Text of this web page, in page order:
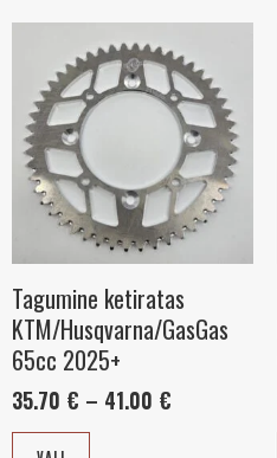
Tagumine ketiratas
KTM/Husqvarna/GasGas
65cc 2025+
35.70 € – 41.00 €
35.70 €
kuni
41.00 €
Sellel
tootel
on
varianti.
Valikuid
saab
teha
tootelehel.